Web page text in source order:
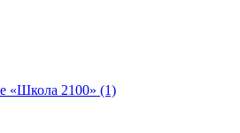
«Школа 2100» (1)